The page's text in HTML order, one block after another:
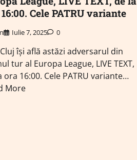
Cele PATRU variante
Iulie 7, 2025 0
Cluj își află astăzi adversarul din
tur al Europa League, LIVE TEXT,
ora 16:00. Cele PATRU variante…
More